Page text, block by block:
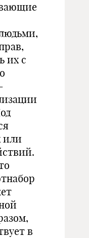
их с
или
в